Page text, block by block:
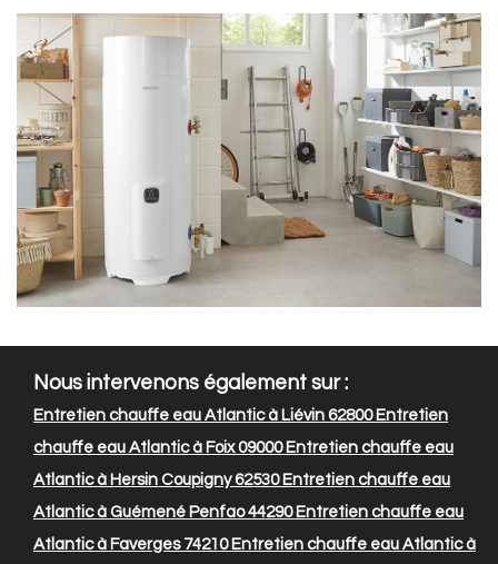
Nous intervenons également sur :
Entretien chauffe eau Atlantic à Liévin 62800Entretien
chauffe eau Atlantic à Foix 09000Entretien chauffe eau
Atlantic à Hersin Coupigny 62530Entretien chauffe eau
Atlantic à Guémené Penfao 44290Entretien chauffe eau
Atlantic à Faverges 74210Entretien chauffe eau Atlantic à